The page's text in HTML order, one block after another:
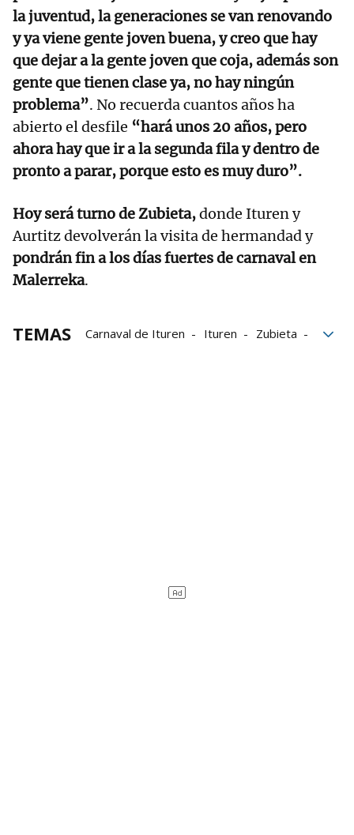
la juventud, la generaciones se van renovando
y ya viene gente joven buena, y creo que hay
que dejar a la gente joven que coja, además son
gente que tienen clase ya, no hay ningún
problema”. No recuerda cuantos años ha
abierto el desfile “hará unos 20 años, pero
ahora hay que ir a la segunda fila y dentro de
pronto a parar, porque esto es muy duro”.
Hoy será turno de Zubieta,donde Ituren y
Aurtitz devolverán la visita de hermandad y
pondrán fin a los días fuertes de carnaval en
Malerreka.
TEMAS Carnaval de Ituren Ituren
Zubieta